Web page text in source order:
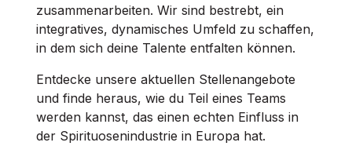
zusammenarbeiten. Wir sind bestrebt, ein
integratives, dynamisches Umfeld zu schaffen,
in dem sich deine Talente entfalten können.
Entdecke unsere aktuellen Stellenangebote
und finde heraus, wie du Teil eines Teams
werden kannst, das einen echten Einfluss in
der Spirituosenindustrie in Europa hat.